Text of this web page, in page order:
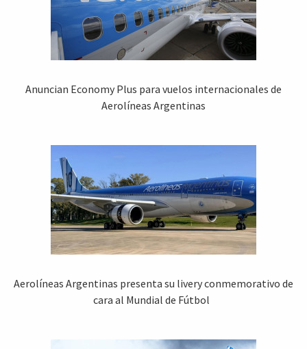
Anuncian Economy Plus para vuelos internacionales de
Aerolíneas Argentinas
Aerolíneas Argentinas presenta su livery conmemorativo de
cara al Mundial de Fútbol